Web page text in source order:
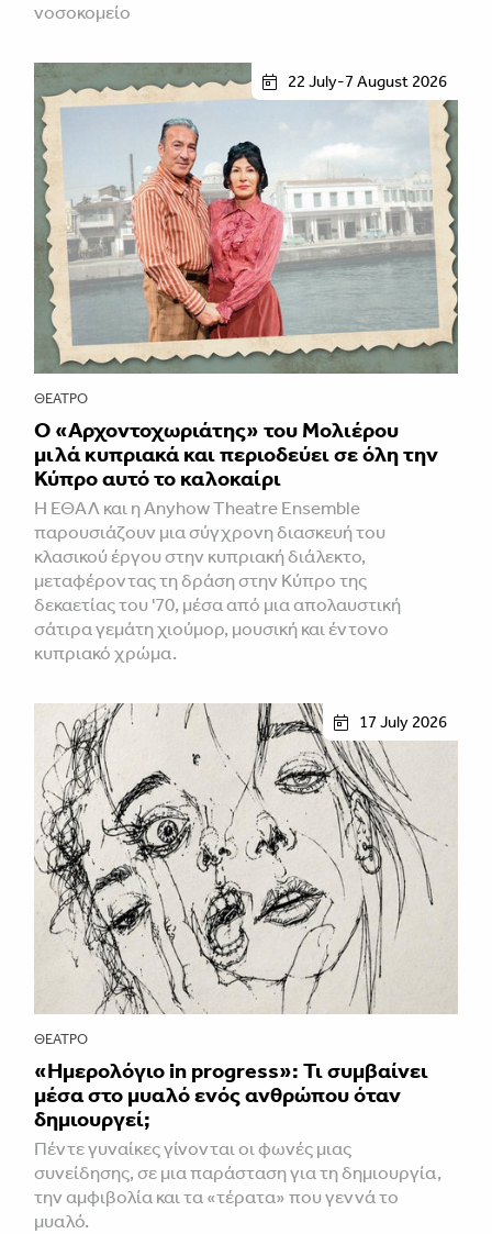
νοσοκομείο
22 July-7 August 2026
ΘΈΑΤΡΟ
Ο «Αρχοντοχωριάτης» του Μολιέρου
μιλά κυπριακά και περιοδεύει σε όλη την
Κύπρο αυτό το καλοκαίρι
Η ΕΘΑΛ και η Anyhow Theatre Ensemble
παρουσιάζουν μια σύγχρονη διασκευή του
κλασικού έργου στην κυπριακή διάλεκτο,
μεταφέροντας τη δράση στην Κύπρο της
δεκαετίας του '70, μέσα από μια απολαυστική
σάτιρα γεμάτη χιούμορ, μουσική και έντονο
κυπριακό χρώμα.
17 July 2026
ΘΈΑΤΡΟ
«Ημερολόγιο in progress»: Τι συμβαίνει
μέσα στο μυαλό ενός ανθρώπου όταν
δημιουργεί;
Πέντε γυναίκες γίνονται οι φωνές μιας
συνείδησης, σε μια παράσταση για τη δημιουργία,
την αμφιβολία και τα «τέρατα» που γεννά το
μυαλό.